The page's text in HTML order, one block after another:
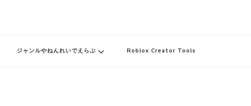
ジャンルやねんれいでえらぶ Roblox Creator Tools